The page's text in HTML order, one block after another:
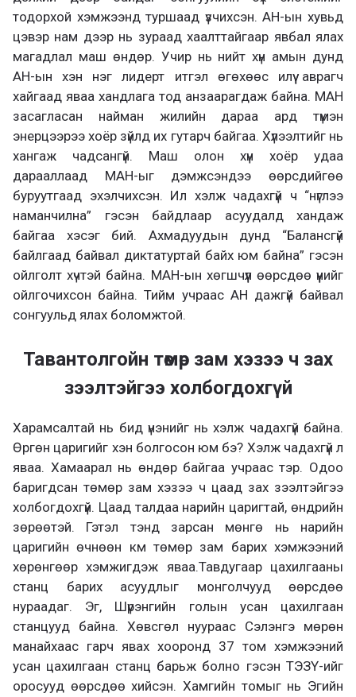
тодорхой хэмжээнд туршаад үзчихсэн. АН-ын хувьд
цэвэр нам дээр нь зураад хаалттайгаар явбал ялах
магадлал маш өндөр. Учир нь нийт хүн амын дунд
АН-ын хэн нэг лидерт итгэл өгөхөөс илүү аврагч
хайгаад яваа хандлага тод анзаарагдаж байна. МАН
засагласан найман жилийн дараа ард түмэн
энерцээрээ хоёр зүйлд их гутарч байгаа. Хүлээлтийг нь
хангаж чадсангүй. Маш олон хүн хоёр удаа
дарааллаад МАН-ыг дэмжсэндээ өөрсдийгөө
буруутгаад эхэлчихсэн. Ил хэлж чадахгүй ч “нүглээ
наманчилна” гэсэн байдлаар асуудалд хандаж
байгаа хэсэг бий. Ахмадуудын дунд “Балансгүй
байлгаад байвал диктатуртай байх юм байна” гэсэн
ойлголт хүчтэй байна. МАН-ын хөгшчүүл өөрсдөө үүнийг
ойлгочихсон байна. Тийм учраас АН дажгүй байвал
сонгуульд ялах боломжтой.
Тавантолгойн төмөр зам хэзээ ч зах
зээлтэйгээ холбогдохгүй
Харамсалтай нь бид үнэнийг нь хэлж чадахгүй байна.
Өргөн царигийг хэн болгосон юм бэ? Хэлж чадахгүй л
яваа. Хамаарал нь өндөр байгаа учраас тэр. Одоо
баригдсан төмөр зам хэзээ ч цаад зах зээлтэйгээ
холбогдохгүй. Цаад талдаа нарийн царигтай, өндрийн
зөрөөтэй. Гэтэл тэнд зарсан мөнгө нь нарийн
царигийн өчнөөн км төмөр зам барих хэмжээний
хөрөнгөөр хэмжигдэж яваа.Тавдугаар цахилгааны
станц барих асуудлыг монголчууд өөрсдөө
нураадаг. Эг, Шүрэнгийн голын усан цахилгаан
станцууд байна. Хөвсгөл нуураас Сэлэнгэ мөрөн
манайхаас гарч явах хооронд 37 том хэмжээний
усан цахилгаан станц барьж болно гэсэн ТЭЗҮ-ийг
оросууд өөрсдөө хийсэн. Хамгийн томыг нь Эгийн